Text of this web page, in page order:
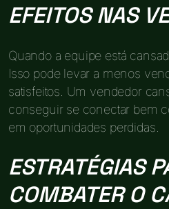
EFEITOS NAS
Quando a equipe está
Isso pode levar a menos
satisfeitos. Um vendedor
conseguir se conectar bem
em oportunidades perdidas.
ESTRATÉGIAS
COMBATER O